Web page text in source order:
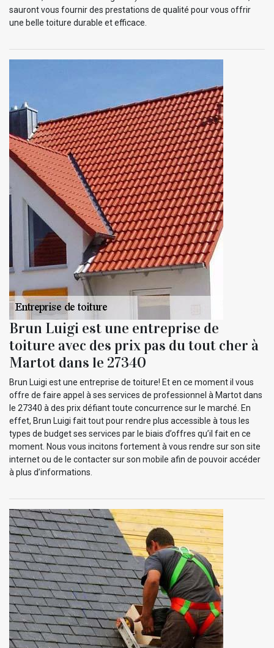
sauront vous fournir des prestations de qualité pour vous offrir
une belle toiture durable et efficace.
Brun Luigi est une entreprise de
toiture avec des prix pas du tout cher à
Martot dans le 27340
Brun Luigi est une entreprise de toiture! Et en ce moment il vous
offre de faire appel à ses services de professionnel à Martot dans
le 27340 à des prix défiant toute concurrence sur le marché. En
effet, Brun Luigi fait tout pour rendre plus accessible à tous les
types de budget ses services par le biais d’offres qu’il fait en ce
moment. Nous vous incitons fortement à vous rendre sur son site
internet ou de le contacter sur son mobile afin de pouvoir accéder
à plus d’informations.